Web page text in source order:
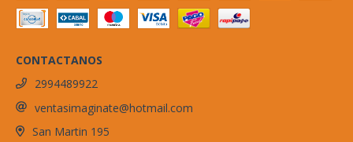
CONTACTANOS
2994489922
ventasimaginate@hotmail.com
San Martin 195